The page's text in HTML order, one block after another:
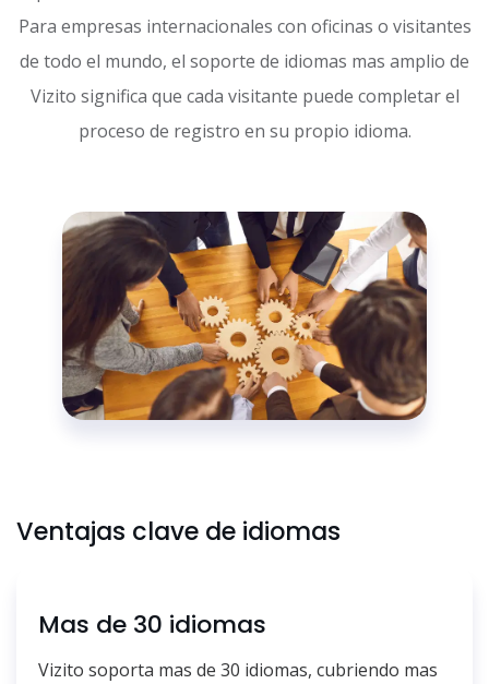
Para empresas internacionales con oficinas o visitantes
de todo el mundo, el soporte de idiomas mas amplio de
Vizito significa que cada visitante puede completar el
proceso de registro en su propio idioma.
Ventajas clave de idiomas
Mas de 30 idiomas
Vizito soporta mas de 30 idiomas, cubriendo mas